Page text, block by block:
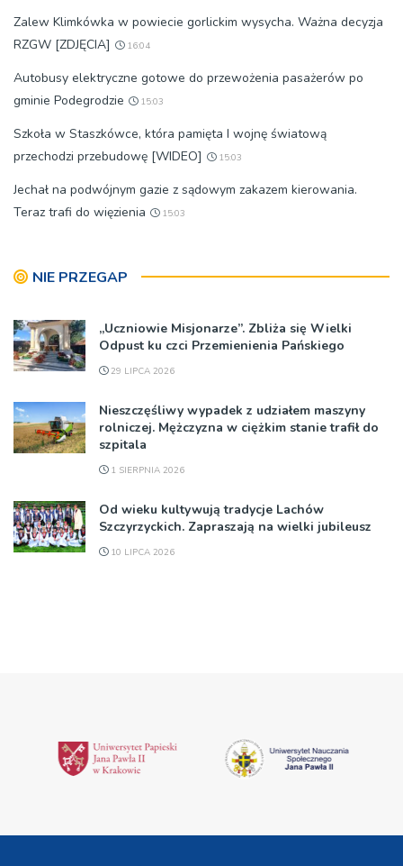
Zalew Klimkówka w powiecie gorlickim wysycha. Ważna decyzja
RZGW [ZDJĘCIA]
16:04
Autobusy elektryczne gotowe do przewożenia pasażerów po
gminie Podegrodzie
15:03
Szkoła w Staszkówce, która pamięta I wojnę światową
przechodzi przebudowę [WIDEO]
15:03
Jechał na podwójnym gazie z sądowym zakazem kierowania.
Teraz trafi do więzienia
15:03
NIE PRZEGAP
„Uczniowie Misjonarze”. Zbliża się Wielki
Odpust ku czci Przemienienia Pańskiego
29 LIPCA 2026
Nieszczęśliwy wypadek z udziałem maszyny
rolniczej. Mężczyzna w ciężkim stanie trafił do
szpitala
1 SIERPNIA 2026
Od wieku kultywują tradycje Lachów
Szczyrzyckich. Zapraszają na wielki jubileusz
10 LIPCA 2026